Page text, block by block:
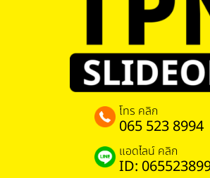
โทร คลิก
065 523 8994
แอดไลน์ คลิก
ID: